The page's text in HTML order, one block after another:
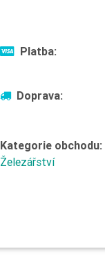
Platba:
Doprava:
Kategorie obchodu:
Železářství